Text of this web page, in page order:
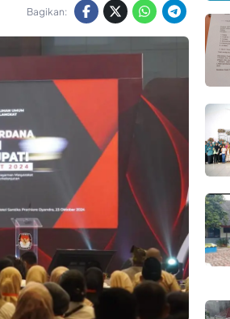
Bagikan: